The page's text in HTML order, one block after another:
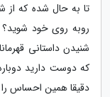
تا به حال شده که از
روبه روی خود
شنیدن داستانی
که دوست دارید
دقیقا همین احساس